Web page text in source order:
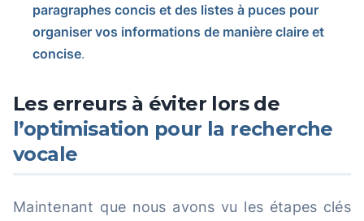
paragraphes concis et des listes à puces pour
organiser vos informations de manière claire et
concise.
Les erreurs à éviter lors de
l’optimisation pour la recherche
vocale
Maintenant que nous avons vu les étapes clés